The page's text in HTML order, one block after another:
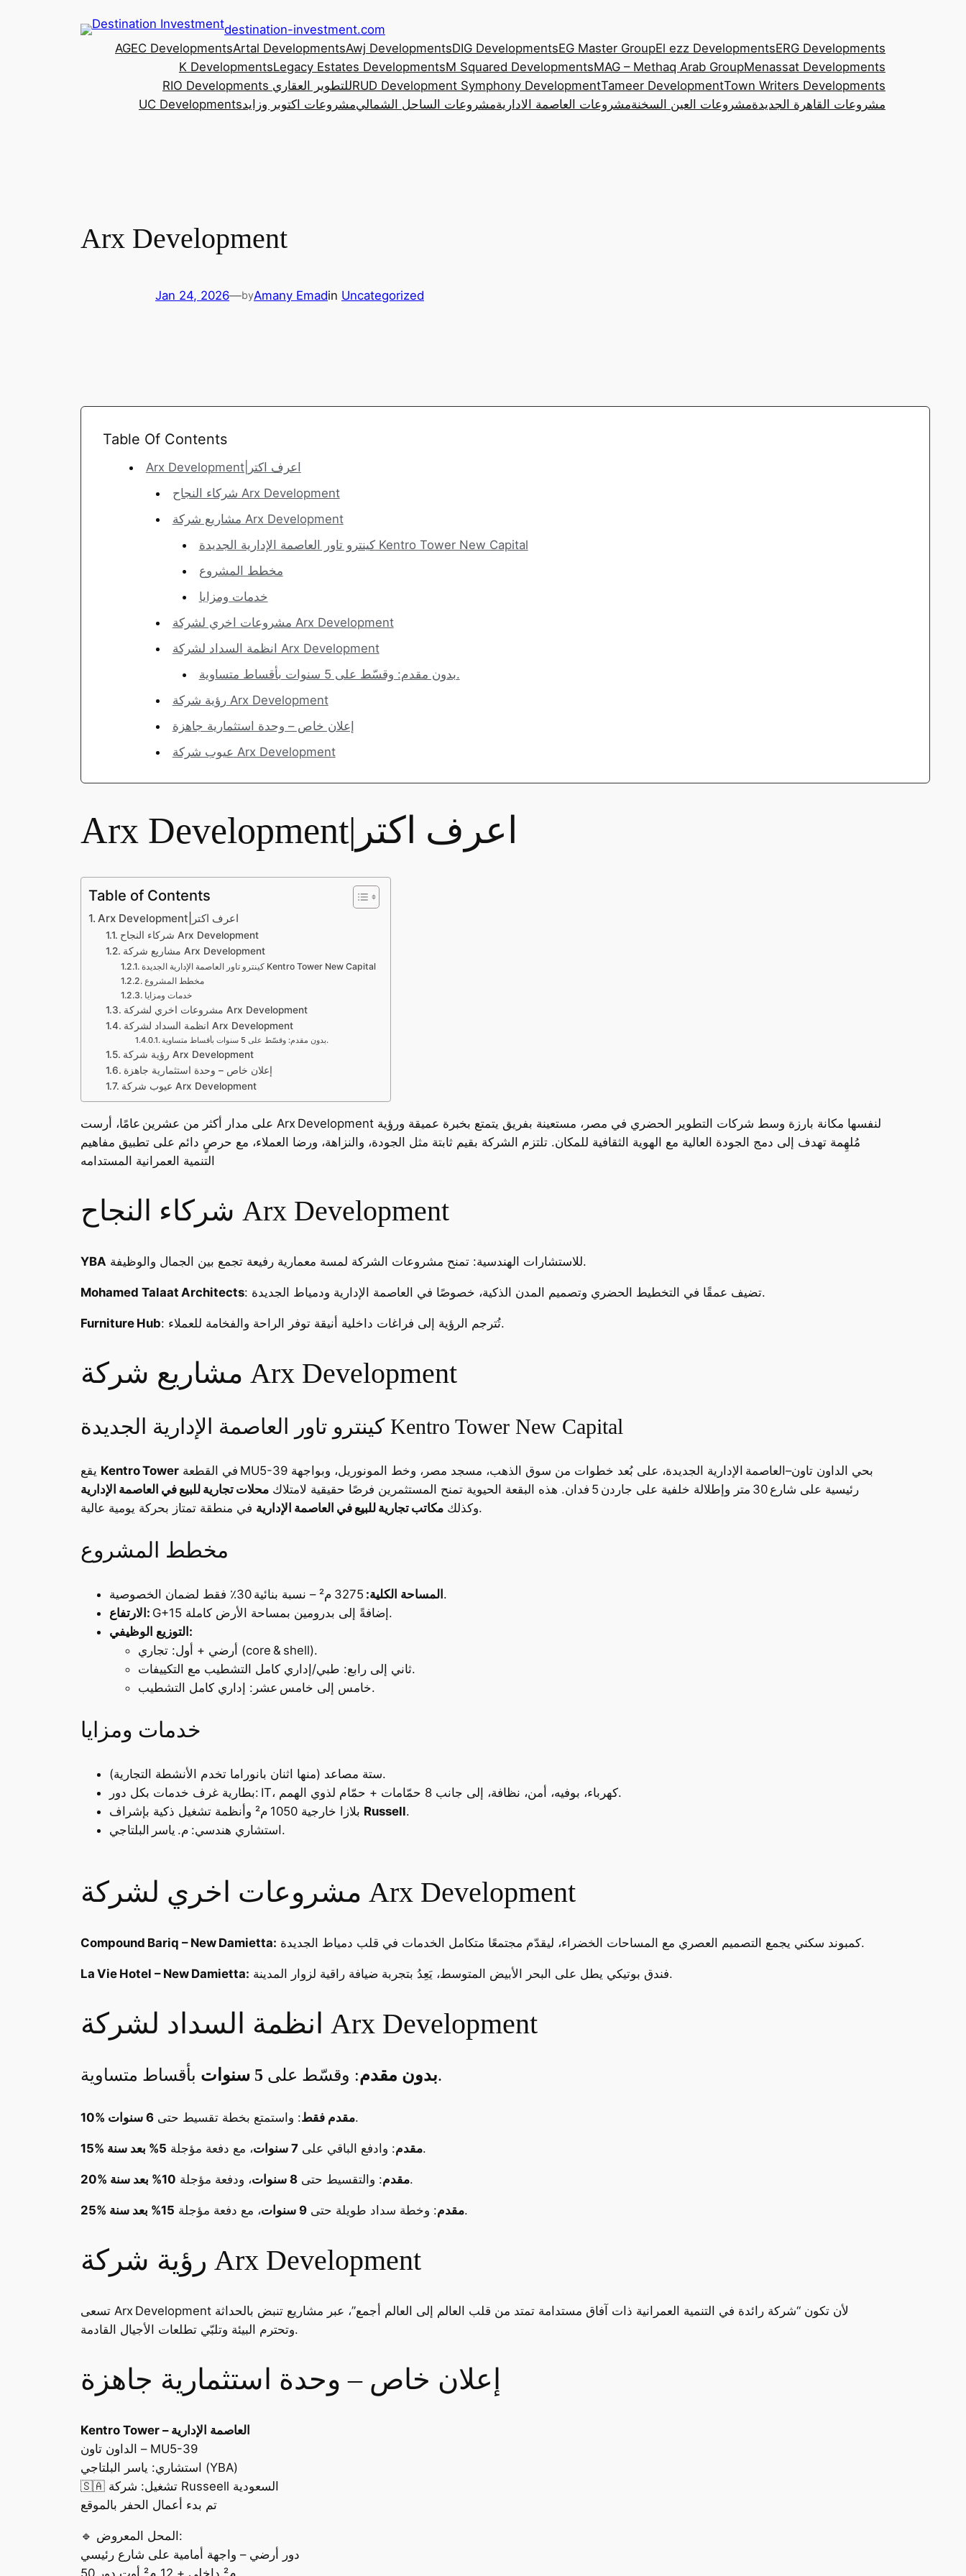
destination-investment.com
AGEC DevelopmentsArtal DevelopmentsAwj DevelopmentsDIG DevelopmentsEG Master GroupEl ezz DevelopmentsERG Developments
K DevelopmentsLegacy Estates DevelopmentsM Squared DevelopmentsMAG – Methaq Arab GroupMenassat Developments
RIO Developments للتطوير العقاريRUD Development Symphony DevelopmentTameer DevelopmentTown Writers Developments
UC Developmentsمشروعات اكتوبر وزايدمشروعات الساحل الشماليمشروعات العاصمة الاداريةمشروعات العين السخنةمشروعات القاهرة الجديدة
Arx Development
Jan 24, 2026—byAmany Emadin Uncategorized
Table Of Contents
Arx Development|اعرف اكتر
شركاء النجاح Arx Development
مشاريع شركة Arx Development
كينترو تاور العاصمة الإدارية الجديدة Kentro Tower New Capital
مخطط المشروع
خدمات ومزايا
مشروعات اخري لشركة Arx Development
انظمة السداد لشركة Arx Development
بدون مقدم: وقسّط على 5 سنوات بأقساط متساوية.
رؤية شركة Arx Development
إعلان خاص – وحدة استثمارية جاهزة
عيوب شركة Arx Development
Arx Development|اعرف اكتر
Table of Contents
Arx Development|اعرف اكتر
شركاء النجاح Arx Development
مشاريع شركة Arx Development
كينترو تاور العاصمة الإدارية الجديدة Kentro Tower New Capital
مخطط المشروع
خدمات ومزايا
مشروعات اخري لشركة Arx Development
انظمة السداد لشركة Arx Development
بدون مقدم: وقسّط على 5 سنوات بأقساط متساوية.
رؤية شركة Arx Development
إعلان خاص – وحدة استثمارية جاهزة
عيوب شركة Arx Development
على مدار أكثر من عشرين عامًا، أرست Arx Development لنفسها مكانة بارزة وسط شركات التطوير الحضري في مصر، مستعينة بفريق يتمتع بخبرة عميقة ورؤية
مُلهِمة تهدف إلى دمج الجودة العالية مع الهوية الثقافية للمكان. تلتزم الشركة بقيم ثابتة مثل الجودة، والنزاهة، ورضا العملاء، مع حرصٍ دائم على تطبيق مفاهيم
التنمية العمرانية المستدامه
شركاء النجاح Arx Development
YBA للاستشارات الهندسية: تمنح مشروعات الشركة لمسة معمارية رفيعة تجمع بين الجمال والوظيفة.
Mohamed Talaat Architects : تضيف عمقًا في التخطيط الحضري وتصميم المدن الذكية، خصوصًا في العاصمة الإدارية ودمياط الجديدة.
Furniture Hub : تُترجم الرؤية إلى فراغات داخلية أنيقة توفر الراحة والفخامة للعملاء.
مشاريع شركة Arx Development
كينترو تاور العاصمة الإدارية الجديدة Kentro Tower New Capital
Kentro Tower
رئيسية على شارع 30 متر وإطلالة خلفية على جاردن 5 فدان. هذه البقعة الحيوية تمنح المستثمرين فرصًا حقيقية لامتلاك
محلات تجارية للبيع في العاصمة الإدارية
وكذلك مكاتب تجارية للبيع في العاصمة الإدارية في منطقة تمتاز بحركة يومية عالية.
مخطط المشروع
المساحة الكلية:3275 م² – نسبة بنائية 30٪ فقط لضمان الخصوصية.
الارتفاع:
G+15 إضافةً إلى بدرومين بمساحة الأرض كاملة.
التوزيع الوظيفي:
أرضي + أول: تجاري (core & shell).
ثاني إلى رابع: طبي/إداري كامل التشطيب مع التكييفات.
خامس إلى خامس عشر: إداري كامل التشطيب.
خدمات ومزايا
ستة مصاعد (منها اثنان بانوراما تخدم الأنشطة التجارية).
بطارية غرف خدمات بكل دور: IT، كهرباء، بوفيه، أمن، نظافة، إلى جانب 8 حمّامات + حمّام لذوي الهمم.
Russell.
استشاري هندسي: م. ياسر البلتاجي.
مشروعات اخري لشركة Arx Development
Compound Bariq – New Damietta: كمبوند سكني يجمع التصميم العصري مع المساحات الخضراء، ليقدّم مجتمعًا متكامل الخدمات في قلب دمياط الجديدة.
La Vie Hotel – New Damietta: فندق بوتيكي يطل على البحر الأبيض المتوسط، يَعِدُ بتجربة ضيافة راقية لزوار المدينة.
انظمة السداد لشركة Arx Development
بدون مقدم: وقسّط على 5 سنوات بأقساط متساوية.
10% مقدم فقط: واستمتع بخطة تقسيط حتى 6 سنوات .
15% مقدم: وادفع الباقي على 7 سنوات ، مع دفعة مؤجلة 5% بعد سنة .
20% مقدم: والتقسيط حتى 8 سنوات ، ودفعة مؤجلة 10% بعد سنة .
25% مقدم: وخطة سداد طويلة حتى 9 سنوات ، مع دفعة مؤجلة 15% بعد سنة .
رؤية شركة Arx Development
تسعى Arx Development لأن تكون “شركة رائدة في التنمية العمرانية ذات آفاق مستدامة تمتد من قلب العالم إلى العالم أجمع”، عبر مشاريع تنبض بالحداثة
وتحترم البيئة وتلبّي تطلعات الأجيال القادمة.
إعلان خاص – وحدة استثمارية جاهزة
Kentro Tower – العاصمة الإدارية
الداون تاون – MU5-39
استشاري: ياسر البلتاجي (YBA)
🇸🇦 تشغيل: شركة Russeell السعودية
تم بدء أعمال الحفر بالموقع
🔹 المحل المعروض:
دور أرضي – واجهة أمامية على شارع رئيسي